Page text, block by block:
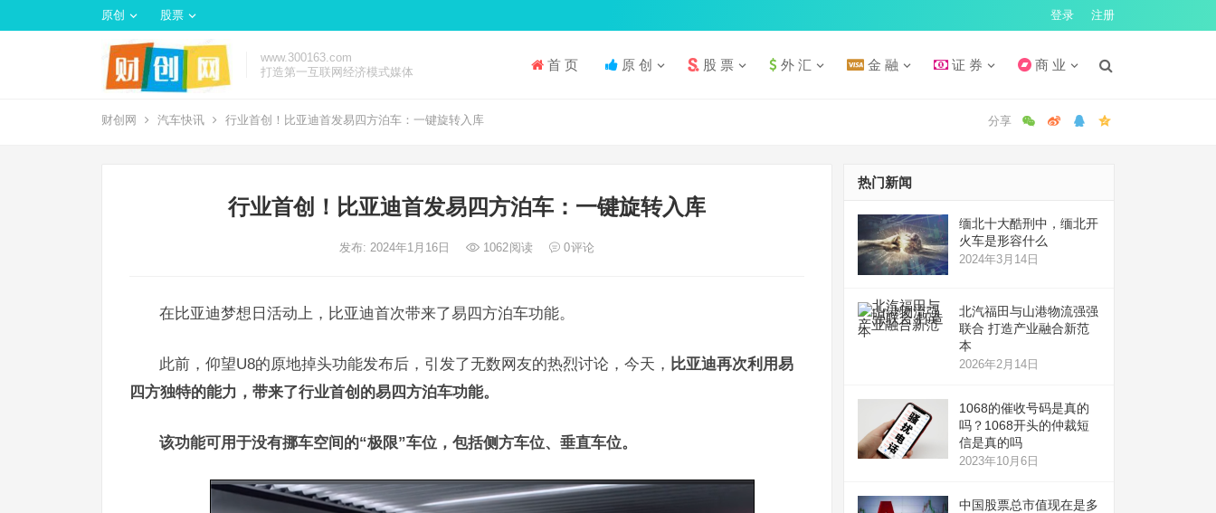
原创 股票 登录 注册
www.300163.com
打造第一互联网经济模式媒体
首 页 原 创 股 票 外 汇 金 融 证 券 商 业
财创网 汽车快讯 行业首创！比亚迪首发易四方泊车：一键旋转入库
行业首创！比亚迪首发易四方泊车：一键旋转入库
发布: 2024年1月16日 1062阅读 0评论
在比亚迪梦想日活动上，比亚迪首次带来了易四方泊车功能。
此前，仰望U8的原地掉头功能发布后，引发了无数网友的热烈讨论，今天， 比亚迪再次利用易
四方独特的能力，带来了行业首创的易四方泊车功能。
该功能可用于没有挪车空间的“极限”车位，包括侧方车位、垂直车位。
热门新闻
缅北十大酷刑中，缅北开
火车是形容什么
2024年3月14日
北汽福田与山港物流强强
联合 打造产业融合新范
本
2026年2月14日
1068的催收号码是真的
吗？1068开头的仲裁短
信是真的吗
2023年10月6日
中国股票总市值现在是多